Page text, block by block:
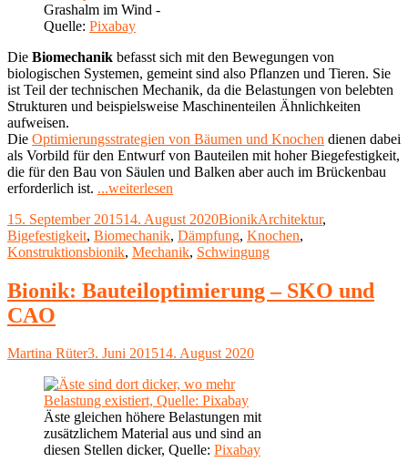
Grashalm im Wind -
Quelle: Pixabay
Die Biomechanik befasst sich mit den Bewegungen von
biologischen Systemen, gemeint sind also Pflanzen und Tieren. Sie
ist Teil der technischen Mechanik, da die Belastungen von belebten
Strukturen und beispielsweise Maschinenteilen Ähnlichkeiten
aufweisen.
Die Optimierungsstrategien von Bäumen und Knochen dienen dabei
als Vorbild für den Entwurf von Bauteilen mit hoher Biegefestigkeit,
die für den Bau von Säulen und Balken aber auch im Brückenbau
erforderlich ist. ...weiterlesen
mechanische
Seite
der
Veröffentlicht
am
15. September 201514. August 2020Kategorien
BionikSchlagwörter
Architektur,
Bigefestigkeit, Biomechanik, Dämpfung, Knochen,
Konstruktionsbionik, Mechanik, Schwingung
Bionik: Bauteiloptimierung – SKO und
CAO
Autor
Martina RüterVeröffentlicht
3. Juni 201514. August 2020
Äste gleichen höhere Belastungen mit
zusätzlichem Material aus und sind an
diesen Stellen dicker, Quelle: Pixabay